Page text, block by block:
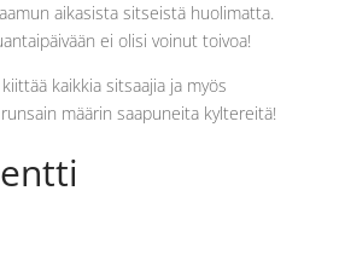
aikasista sitseistä huolimatta.
ei olisi voinut toivoa!
kiittää kaikkia sitsaajia ja myös
määrin saapuneita kyltereitä!